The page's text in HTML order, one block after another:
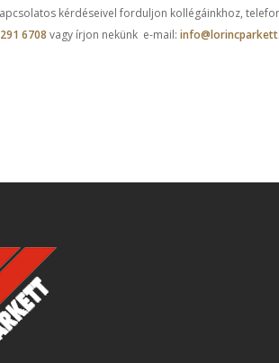
kérdéseivel forduljon kollégáinkhoz,
291 6708 vagy írjon nekünk e-mail: